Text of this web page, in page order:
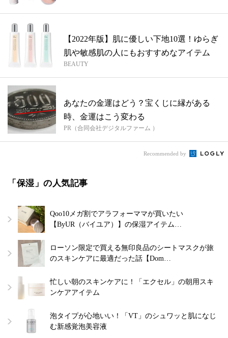
【2022年版】肌に優しい下地10選！ゆらぎ
肌や敏感肌の人にもおすすめなアイテム
BEAUTY
あなたの金運はどう？宝くじに縁がある
時、金運はこう変わる
PR（合同会社デジタルファーム ）
Recommended by
「保湿」の人気記事
Qoo10メガ割でアラフォーママが買いたい
【ByUR（バイユア）】の保湿アイテム…
ローソン限定で買える無印良品のシートマスクが旅
のスキンケアに最適だった話【Dom…
忙しい朝のスキンケアに！「エクセル」の朝用スキ
ンケアアイテム
泡タイプが心地いい！「VT」のシュワッと肌になじ
む新感覚泡美容液